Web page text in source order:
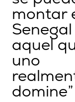
montar
aquel
uno
domine”